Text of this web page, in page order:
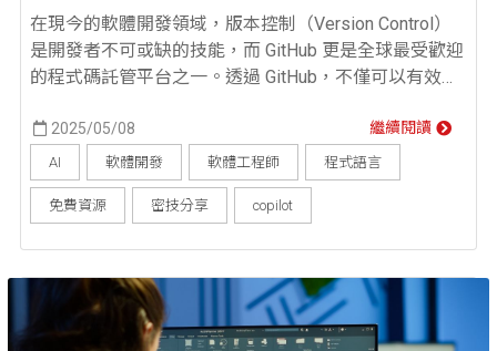
在現今的軟體開發領域，版本控制（Version Control）
是開發者不可或缺的技能，而 GitHub 更是全球最受歡迎
的程式碼託管平台之一。透過 GitHub，不僅可以有效管
工具 GitHub Copilot 來提升開發效率。本篇文章將帶領
新手快速掌握 GitHub 是什麼，並介紹 GitHub Copilot 教
學，讓你馬上學會如何使用 ...
2025/05/08 繼續閱讀
AI 軟體開發 軟體工程師 程式語言
免費資源 密技分享 copilot